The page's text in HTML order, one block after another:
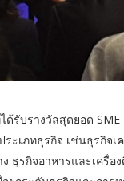
ด้รับรางวัลสุดยอด
ะเภทธุรกิจ เช่นธุรกิจ
รกิจอาหารและเครื่อ